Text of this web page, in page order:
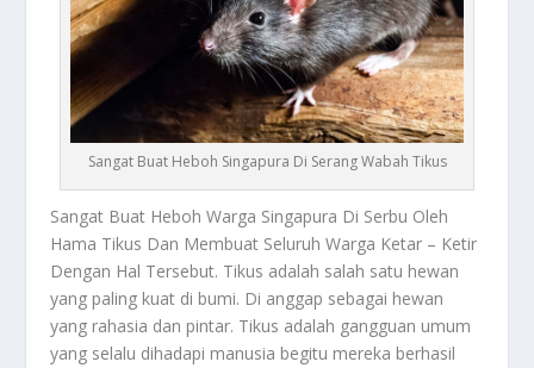
Sangat Buat Heboh Singapura Di Serang Wabah Tikus
Sangat Buat Heboh Warga Singapura Di Serbu Oleh
Hama Tikus Dan Membuat Seluruh Warga Ketar – Ketir
Dengan Hal Tersebut. Tikus adalah salah satu hewan
yang paling kuat di bumi. Di anggap sebagai hewan
yang rahasia dan pintar. Tikus adalah gangguan umum
yang selalu dihadapi manusia begitu mereka berhasil